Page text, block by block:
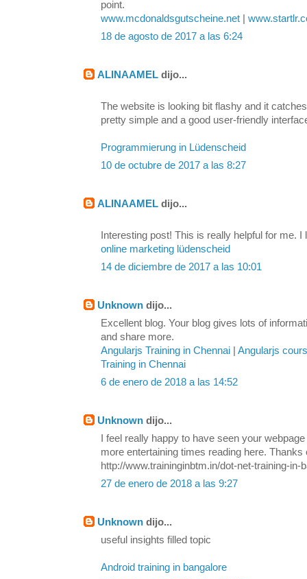
point.
www.mcdonaldsgutscheine.net
18 de agosto de 2017 a las 6:24
ALINAAMEL dijo...
The website is looking bit flashy and it
pretty simple and a good user-friendly
Programmierung in Lüdenscheid
10 de octubre de 2017 a las 8:27
ALINAAMEL dijo...
Interesting post! This is really helpful for me.
online marketing lüdenscheid
14 de diciembre de 2017 a las 10:01
Unknown dijo...
Excellent blog. Your blog gives lots of
and share more.
Angularjs Training in Chennai
Angularjs
Training in Chennai
6 de enero de 2018 a las 14:52
Unknown dijo...
I feel really happy to have seen your
more entertaining times reading here.
http://www.traininginbtm.in/dot-net-training-in-
27 de enero de 2018 a las 9:27
Unknown dijo...
useful insights filled topic
Android training in bangalore